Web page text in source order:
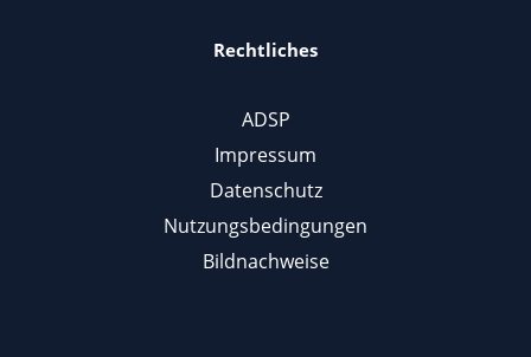
Rechtliches
ADSP
Impressum
Datenschutz
Nutzungsbedingungen
Bildnachweise